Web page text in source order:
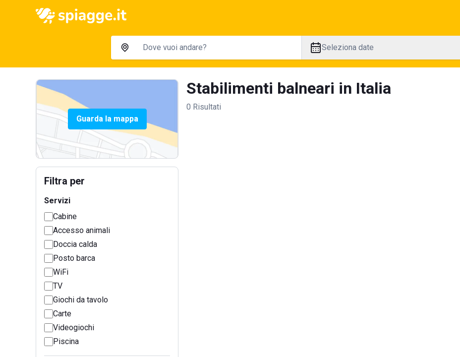
Seleziona date
Guarda la mappa
Filtra per
Servizi
Cabine
Accesso animali
Doccia calda
Posto barca
WiFi
TV
Giochi da tavolo
Carte
Videogiochi
Piscina
Stabilimenti balneari in Italia
0 Risultati